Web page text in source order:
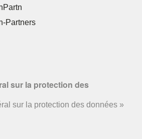
Partners
sur la protection des
sur la protection des données »